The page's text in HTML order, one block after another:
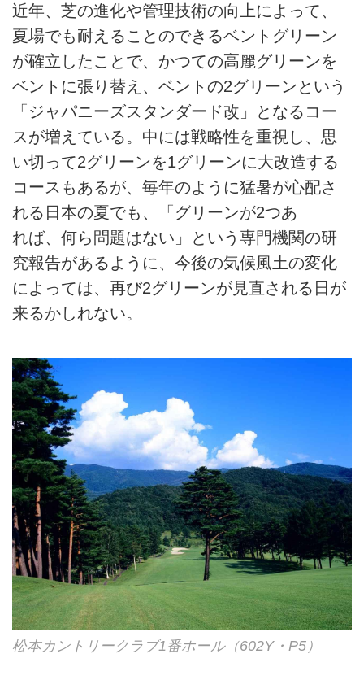
近年、芝の進化や管理技術の向上によって、
夏場でも耐えることのできるベントグリーン
が確立したことで、かつての高麗グリーンを
ベントに張り替え、ベントの2グリーンという
「ジャパニーズスタンダード改」となるコー
スが増えている。中には戦略性を重視し、思
い切って2グリーンを1グリーンに大改造する
コースもあるが、毎年のように猛暑が心配さ
れる日本の夏でも、「グリーンが2つあ
れば、何ら問題はない」という専門機関の研
究報告があるように、今後の気候風土の変化
によっては、再び2グリーンが見直される日が
来るかしれない。
松本カントリークラブ1番ホール（602Y・P5）